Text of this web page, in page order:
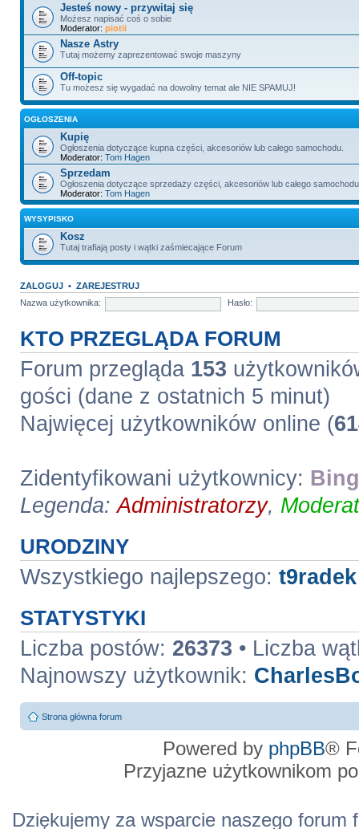
Jesteś nowy - przywitaj się
Możesz napisać coś o sobie
Moderator: piotii
Nasze Astry
Tutaj możemy zaprezentować swoje maszyny
Off-topic
Tu możesz się wygadać na dowolny temat ale NIE SPAMUJ!
OGŁOSZENIA
Kupię
Ogłoszenia dotyczące kupna części, akcesoriów lub całego samochodu.
Moderator: Tom Hagen
Sprzedam
Ogłoszenia dotyczące sprzedaży części, akcesoriów lub całego
Moderator: Tom Hagen
WYSYPISKO
Kosz
Tutaj trafiają posty i wątki zaśmiecające Forum
ZALOGUJ• ZAREJESTRUJ
Nazwa użytkownika:
Hasło:
KTO PRZEGLĄDA FORUM
Forum przegląda 153
gości (dane z ostatnich 5 minut)
Najwięcej użytkowników online (
Zidentyfikowani użytkownicy:
Legenda:Administratorzy,
URODZINY
Wszystkiego najlepszego: t9radek
STATYSTYKI
Liczba postów: 26373 • Liczba
Najnowszy użytkownik:
Strona główna forum
Powered by phpBB®
Przyjazne użytkownikom
Dziękujemy za wsparcie naszego